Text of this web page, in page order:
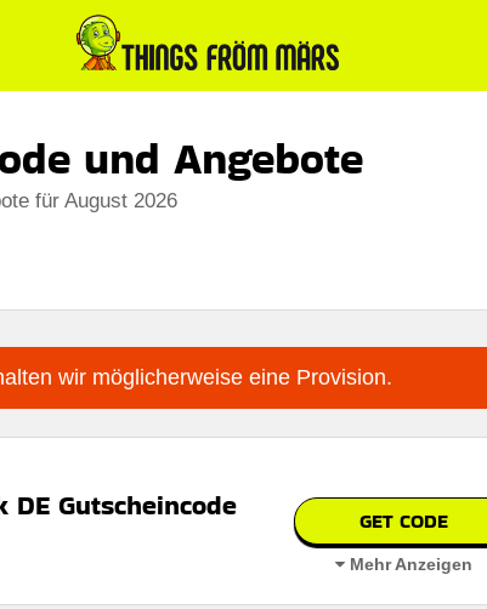
und Angebote
für August 2026
wir möglicherweise eine Provision.
DE Gutscheincode
Mehr Anzeigen
GET CODE